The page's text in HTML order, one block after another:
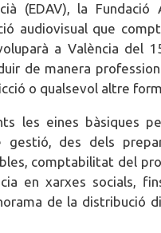
(EDAV), la
audiovisual que
a València del
de manera
o qualsevol altre
les eines bàsiques
gestió, des dels
comptabilitat del
en xarxes socials,
de la distribució